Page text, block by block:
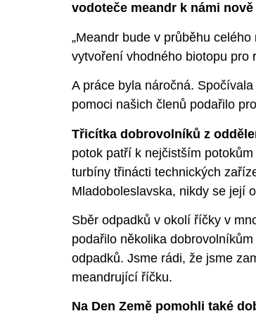
vodoteče meandr k námi
„Meandr bude v průběhu
vytvoření vhodného biotopu pro
A práce byla náročná.
pomoci našich členů podařilo
Třicítka dobrovolníků z
potok patří k nejčistším
turbíny třinácti technických
Mladoboleslavska, nikdy se její
Sběr odpadků v okolí říčky v
podařilo několika
odpadků. Jsme rádi, že jsme
meandrující říčku.
Na Den Země pomohli také